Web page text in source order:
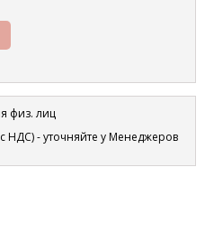
физ. лиц
НДС) - уточняйте у Менеджеров